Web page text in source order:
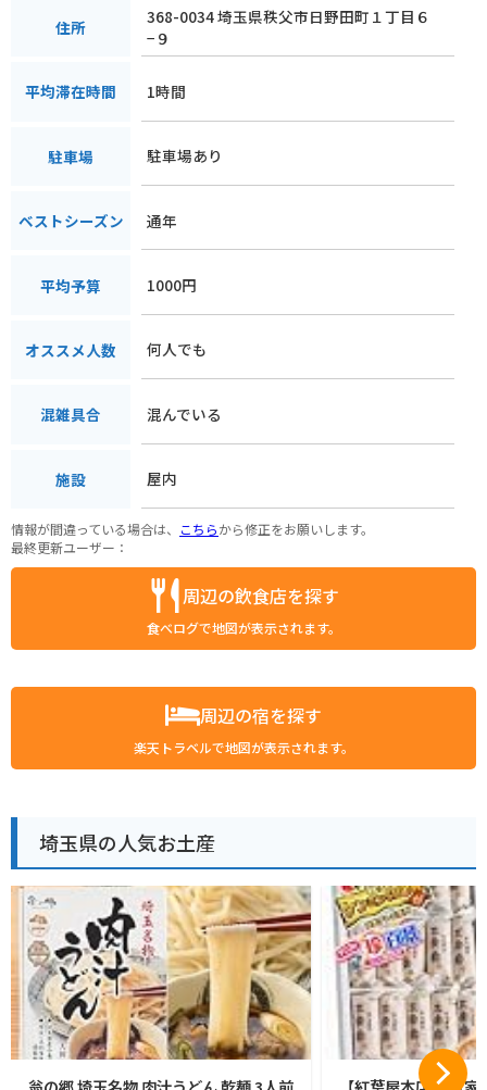
住所
368-0034 埼玉県秩父市日野田町１丁目６
−９
平均滞在時間 1時間
駐車場 駐車場あり
ベストシーズン 通年
平均予算 1000円
オススメ人数 何人でも
混雑具合 混んでいる
施設 屋内
情報が間違っている場合は、 こちらから修正をお願いします。
最終更新ユーザー：
周辺の飲食店を探す
食べログで地図が表示されます。
周辺の宿を探す
楽天トラベルで地図が表示されます。
埼玉県の人気お土産